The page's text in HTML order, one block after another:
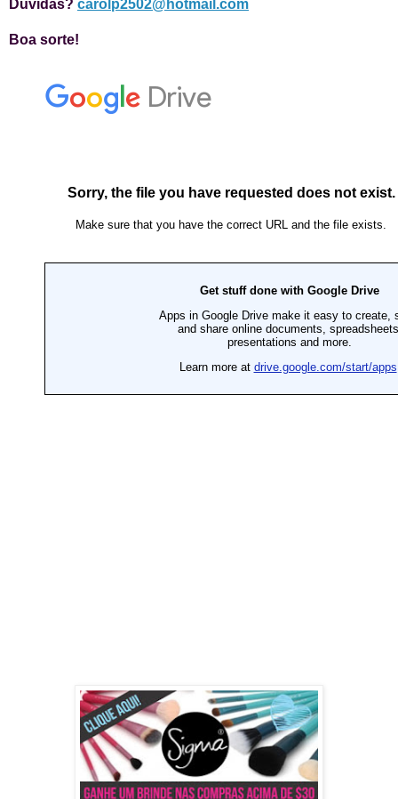
Dúvidas? carolp2502@hotmail.com
Boa sorte!